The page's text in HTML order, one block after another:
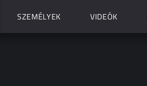
SZEMÉLYEK VIDEÓK